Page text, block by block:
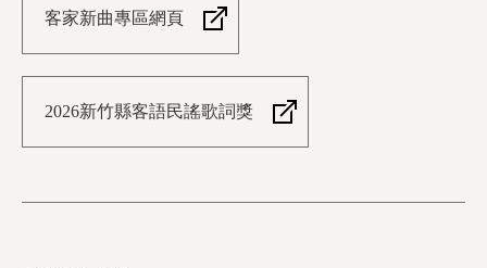
客家新曲專區網頁
2026新竹縣客語民謠歌詞獎